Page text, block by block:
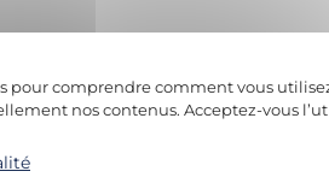
pour comprendre comment vous
nos contenus. Acceptez-vous